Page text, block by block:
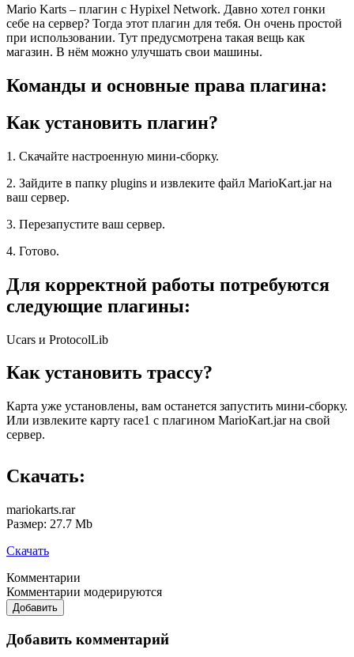
Mario Karts – плагин с Hypixel Network. Давно хотел гонки
себе на сервер? Тогда этот плагин для тебя. Он очень простой
при использовании. Тут предусмотрена такая вещь как
магазин. В нём можно улучшать свои машины.
Команды и основные права плагина:
Как установить плагин?
1. Скачайте настроенную мини-сборку.
2. Зайдите в папку plugins и извлеките файл MarioKart.jar на
ваш сервер.
3. Перезапустите ваш сервер.
4. Готово.
Для корректной работы потребуются
следующие плагины:
Ucars и ProtocolLib
Как установить трассу?
Карта уже установлены, вам останется запустить мини-сборку.
Или извлеките карту race1 с плагином MarioKart.jar на свой
сервер.
Скачать:
mariokarts.rar
Размер: 27.7 Mb
Скачать
Комментарии
Комментарии модерируются
Добавить
Добавить комментарий